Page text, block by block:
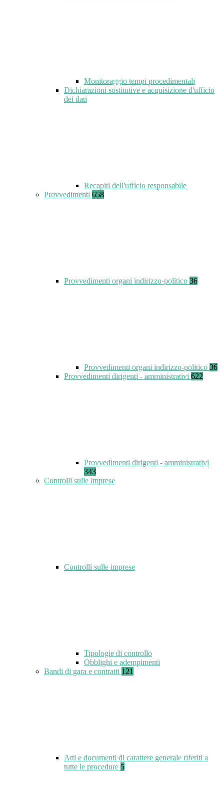
Monitoraggio tempi procedimentali
Dichiarazioni sostitutive e acquisizione d'ufficio
dei dati
Recapiti dell'ufficio responsabile
Provvedimenti 658
Provvedimenti organi indirizzo-politico 36
Provvedimenti organi indirizzo-politico 36
Provvedimenti dirigenti - amministrativi 622
Provvedimenti dirigenti - amministrativi
343
Controlli sulle imprese
Controlli sulle imprese
Tipologie di controllo
Obblighi e adempimenti
Bandi di gara e contratti 121
Atti e documenti di carattere generale riferiti a
tutte le procedure 5